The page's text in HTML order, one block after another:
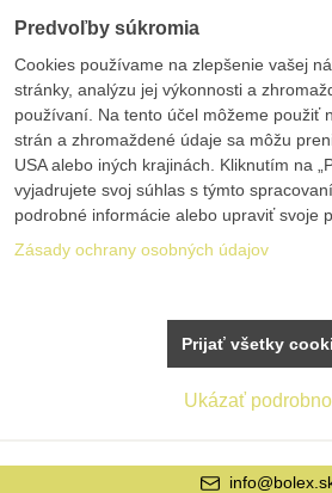
Predvoľby súkromia
Cookies používame na zlepšenie vašej
stránky, analýzu jej výkonnosti a
používaní. Na tento účel môžeme použiť
strán a zhromaždené údaje sa môžu
USA alebo iných krajinách. Kliknutím na
vyjadrujete svoj súhlas s týmto
podrobné informácie alebo upraviť svoje
Zásady ochrany osobných údajov
Ukázať
Prijať všetky